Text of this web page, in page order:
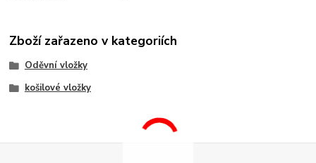
Zboží zařazeno v kategoriích
Oděvní vložky
košilové vložky